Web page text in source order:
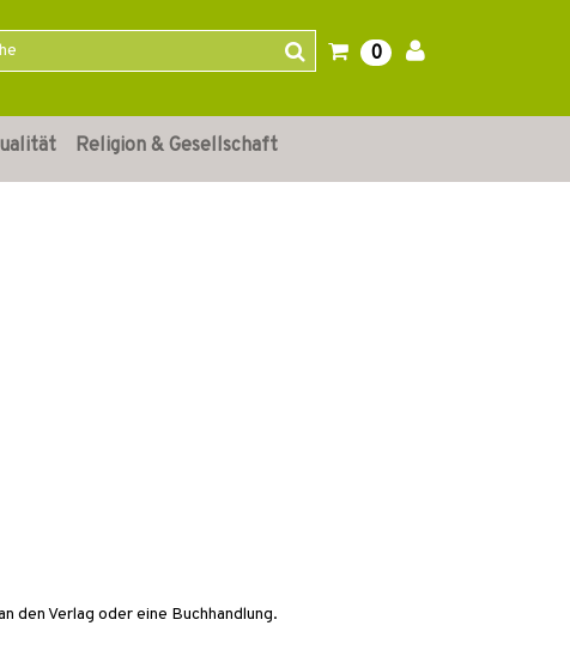
0
Religion & Gesellschaft
den Verlag oder eine Buchhandlung.